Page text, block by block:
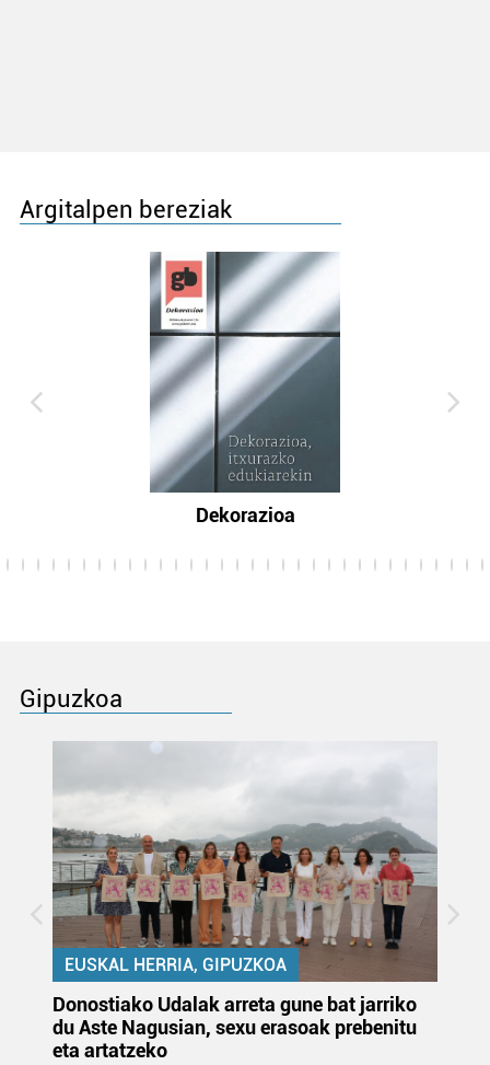
Argitalpen bereziak
Dekorazioa
Gipuzkoa
EUSKAL HERRIA, GIPUZKOA
Donostiako Udalak arreta gune bat jarriko
du Aste Nagusian, sexu erasoak prebenitu
eta artatzeko